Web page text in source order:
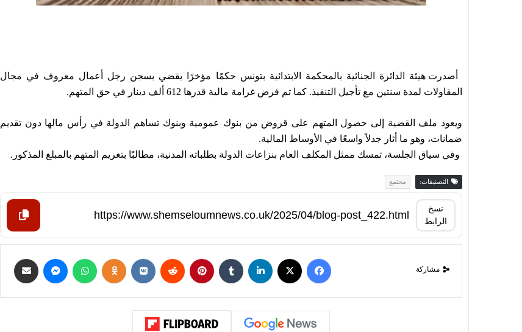
أصدرت هيئة الدائرة الجنائية بالمحكمة الابتدائية بتونس حكمًا مؤخرًا يقضي بسجن رجل أعمال معروف في مجال
المقاولات لمدة سنتين مع تأجيل التنفيذ. كما تم فرض غرامة مالية قدرها 612 ألف دينار في حق المتهم.
ويعود ملف القضية إلى حصول المتهم على قروض من بنوك عمومية وبنوك تساهم الدولة في رأس مالها دون تقديم
ضمانات، وهو ما أثار جدلاً واسعًا في الأوساط المالية.
وفي سياق الجلسة، تمسك ممثل المكلف العام بنزاعات الدولة بطلباته المدنية، مطالبًا بتغريم المتهم بالمبلغ المذكور.
التصنيفات: مجتمع
نسخ
الرابط
مشاركة